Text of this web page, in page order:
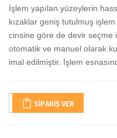
İşlem yapılan yüzeylerin
kızaklar geniş tutulmuş
cinsine göre de devir seçme
otomatik ve manuel olarak
imal edilmiştir. İşlem
SIPARIŞ VER